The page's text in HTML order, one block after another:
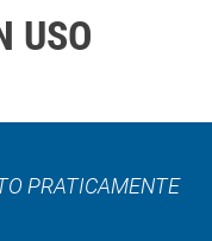
USO
PRATICAMENTE